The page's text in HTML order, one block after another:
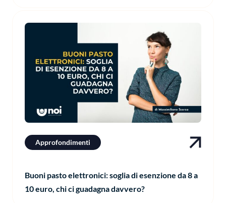
Approfondimenti
Buoni pasto elettronici: soglia di esenzione da 8 a
10 euro, chi ci guadagna davvero?